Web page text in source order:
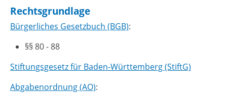
Rechtsgrundlage
Bürgerliches Gesetzbuch (BGB):
§§ 80 - 88
Stiftungsgesetz für Baden-Württemberg (StiftG)
Abgabenordnung (AO):